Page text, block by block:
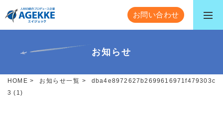
お問い合わせ
お知らせ
HOME > お知らせ一覧 >
dba4e8972627b2699616971f479303c
3 (1)